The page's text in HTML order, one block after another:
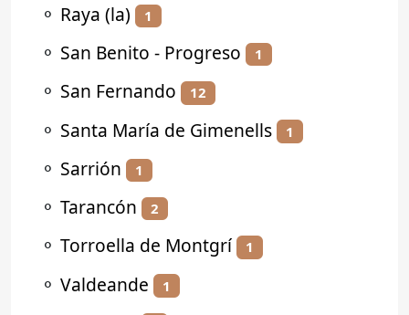
⚬ Raya (la) 1
⚬ San Benito - Progreso 1
⚬ San Fernando 12
⚬ Santa María de Gimenells 1
⚬ Sarrión 1
⚬ Tarancón 2
⚬ Torroella de Montgrí 1
⚬ Valdeande 1